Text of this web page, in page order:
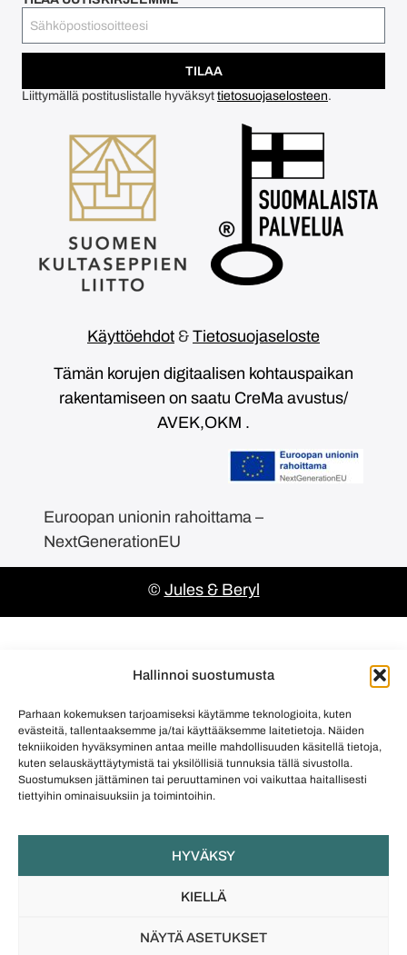
Hallinnoi suostumusta
Parhaan kokemuksen tarjoamiseksi käytämme teknologioita, kuten
evästeitä, tallentaaksemme ja/tai käyttääksemme laitetietoja. Näiden
tekniikoiden hyväksyminen antaa meille mahdollisuuden käsitellä tietoja,
kuten selauskäyttäytymistä tai yksilöllisiä tunnuksia tällä sivustolla.
Suostumuksen jättäminen tai peruuttaminen voi vaikuttaa haitallisesti
tiettyihin ominaisuuksiin ja toimintoihin.
HYVÄKSY
KIELLÄ
NÄYTÄ ASETUKSET
TILAA
Liittymällä postituslistalle hyväksyt tietosuojaselosteen.
Käyttöehdot & Tietosuojaseloste
Tämän korujen digitaalisen kohtauspaikan
rakentamiseen on saatu CreMa avustus/
AVEK,OKM .
Euroopan unionin rahoittama –
NextGenerationEU
© Jules & Beryl